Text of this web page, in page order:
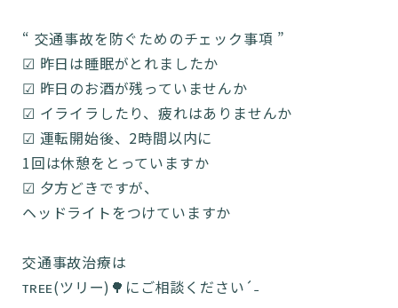
“ 交通事故を防ぐためのチェック事項 ”
☑︎ 昨日は睡眠がとれましたか
☑︎ 昨日のお酒が残っていませんか
☑︎ イライラしたり、疲れはありませんか
☑︎ 運転開始後、2時間以内に
1回は休憩をとっていますか
☑︎ 夕方どきですが、
ヘッドライトをつけていますか
交通事故治療は
ᴛʀᴇᴇ(ツリー)🌳にご相談ください´˗